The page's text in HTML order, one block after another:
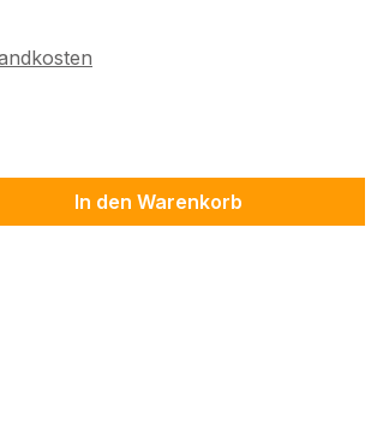
den gewünschten Wert
In den Warenkorb